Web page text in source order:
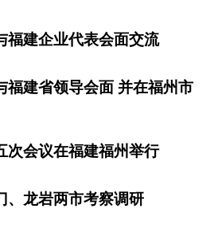
福建企业代表会面交流
福建省领导会面 并在福州市
次会议在福建福州举行
、龙岩两市考察调研